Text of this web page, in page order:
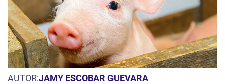
AUTOR:JAMY ESCOBAR GUEVARA